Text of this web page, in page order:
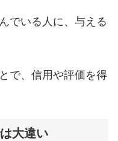
でいる人に、与える
で、信用や評価を得
大違い